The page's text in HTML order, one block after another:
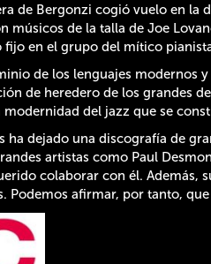
de Bergonzi cogió vuelo en la
músicos de la talla de Joe
en el grupo del mítico
de los lenguajes modernos
de heredero de los grandes
del jazz que se
ha dejado una discografía de
artistas como Paul
colaborar con él. Además,
Podemos afirmar, por tanto,